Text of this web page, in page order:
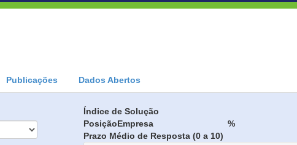
Publicações Dados Abertos
Índice de Solução
PosiçãoEmpresa %
Prazo Médio de Resposta (0 a 10)